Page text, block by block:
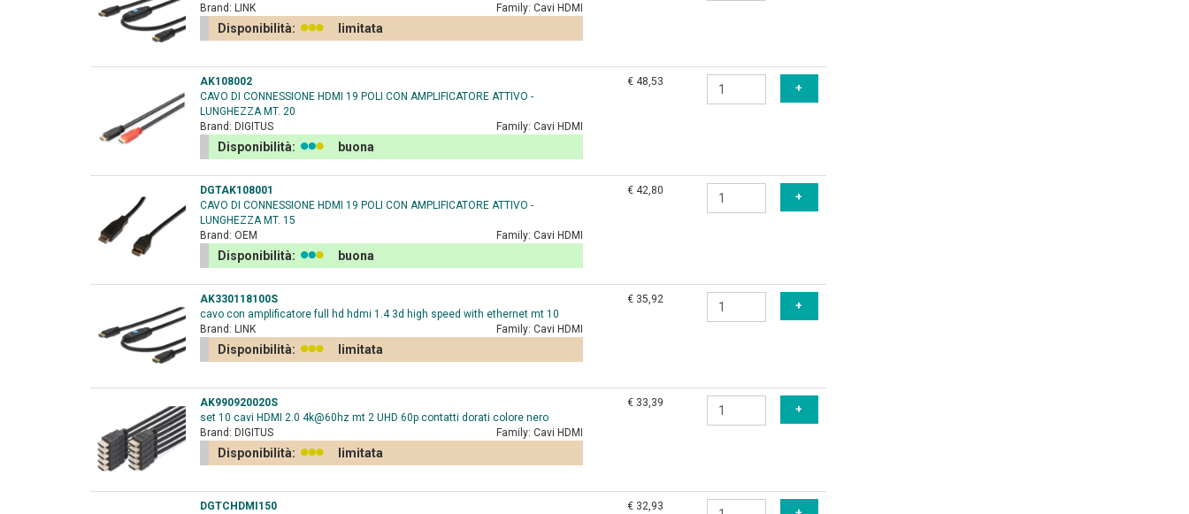
Brand: LINK Family: Cavi HDMI
Disponibilità: limitata
AK108002
CAVO DI CONNESSIONE HDMI 19 POLI CON AMPLIFICATORE ATTIVO -
LUNGHEZZA MT. 20
Brand: DIGITUS Family: Cavi HDMI
Disponibilità: buona
€ 48,53
DGTAK108001
CAVO DI CONNESSIONE HDMI 19 POLI CON AMPLIFICATORE ATTIVO -
LUNGHEZZA MT. 15
Brand: OEM Family: Cavi HDMI
Disponibilità: buona
€ 42,80
AK330118100S
cavo con amplificatore full hd hdmi 1.4 3d high speed with ethernet mt 10
Brand: LINK Family: Cavi HDMI
Disponibilità: limitata
€ 35,92
AK990920020S
set 10 cavi HDMI 2.0 4k@60hz mt 2 UHD 60p contatti dorati colore nero
Brand: DIGITUS Family: Cavi HDMI
Disponibilità: limitata
€ 33,39
DGTCHDMI150
€ 32,93